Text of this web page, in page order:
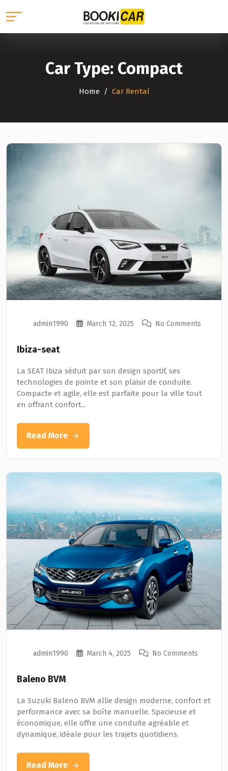
Car Type: Compact
Home Car Rental
admin1990 March 12, 2025 No Comments
Ibiza-seat
La SEAT Ibiza séduit par son design sportif, ses
technologies de pointe et son plaisir de conduite.
Compacte et agile, elle est parfaite pour la ville tout
en offrant confort...
Read More
admin1990 March 4, 2025 No Comments
Baleno BVM
La Suzuki Baleno BVM allie design moderne, confort et
performance avec sa boîte manuelle. Spacieuse et
économique, elle offre une conduite agréable et
dynamique, idéale pour les trajets quotidiens.
Read More